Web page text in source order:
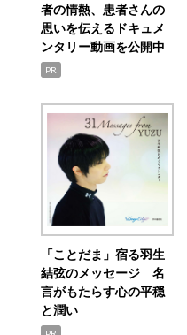
者の情熱、患者さんの
思いを伝えるドキュメ
ンタリー動画を公開中
PR
「ことだま」宿る羽生
結弦のメッセージ 名
言がもたらす心の平穏
と潤い
PR